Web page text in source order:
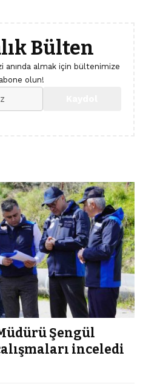
Bülten
anında almak için bültenimize
abone olun!
Şengül
inceledi